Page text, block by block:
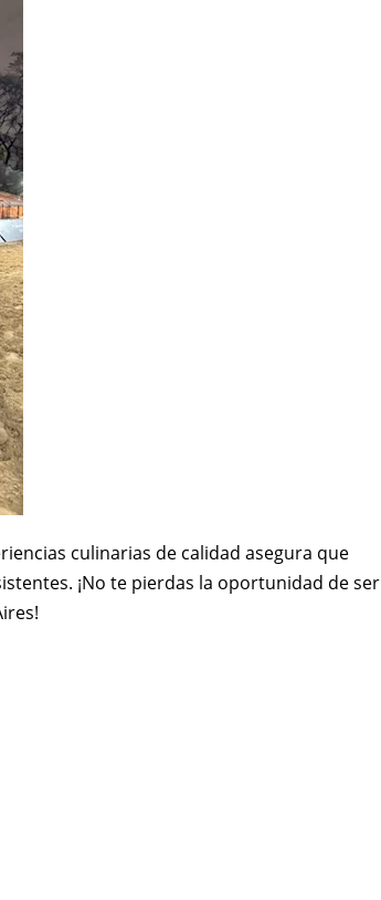
culinarias de calidad asegura que
¡No te pierdas la oportunidad de ser